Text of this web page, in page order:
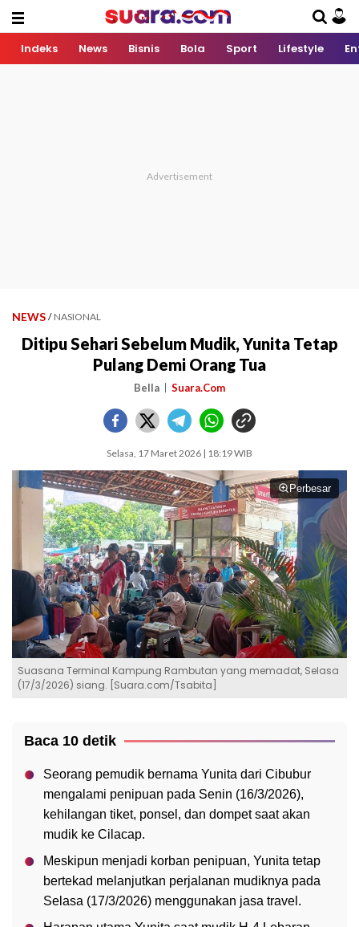
Indeks News Bisnis Bola Sport Lifestyle
NEWS / NASIONAL
Ditipu Sehari Sebelum Mudik, Yunita Tetap
Pulang Demi Orang Tua
Bella Suara.Com
Selasa, 17 Maret 2026 | 18:19 WIB
Perbesar
Suasana Terminal Kampung Rambutan yang memadat, Selasa
(17/3/2026) siang. [Suara.com/Tsabita]
Baca 10 detik
Seorang pemudik bernama Yunita dari Cibubur
mengalami penipuan pada Senin (16/3/2026),
kehilangan tiket, ponsel, dan dompet saat akan
mudik ke Cilacap.
Meskipun menjadi korban penipuan, Yunita tetap
bertekad melanjutkan perjalanan mudiknya pada
Selasa (17/3/2026) menggunakan jasa travel.